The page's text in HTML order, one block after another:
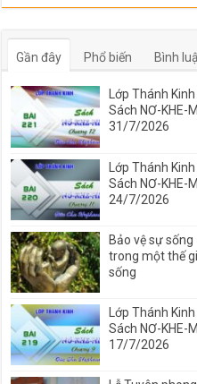
Gần đây Phổ biến Bình
Lớp Thánh
Sách NƠ-KHE-
31/7/2026
Lớp Thánh
Sách NƠ-KHE-
24/7/2026
Bảo vệ sự
trong một thế
sống
Lớp Thánh
Sách NƠ-KHE-
17/7/2026